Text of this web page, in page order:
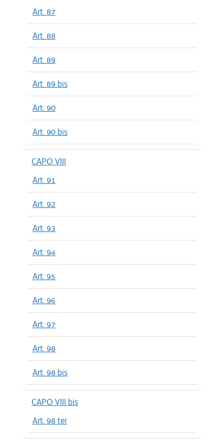
Art. 87
Art. 88
Art. 89
Art. 89 bis
Art. 90
Art. 90 bis
CAPO VIII
Art. 91
Art. 92
Art. 93
Art. 94
Art. 95
Art. 96
Art. 97
Art. 98
Art. 98 bis
CAPO VIII bis
Art. 98 ter